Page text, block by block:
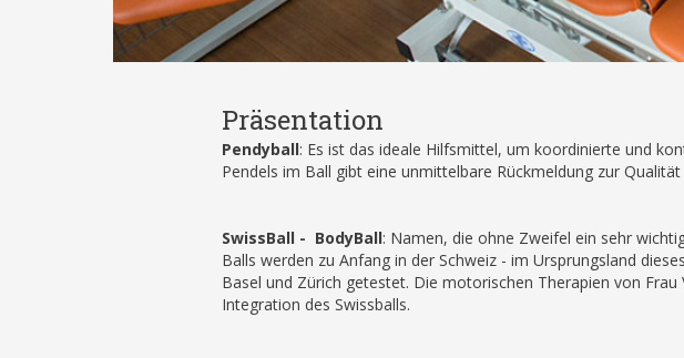
Präsentation
Pendyball: Es ist das ideale Hilfsmittel, um koordinierte und
Pendels im Ball gibt eine unmittelbare Rückmeldung zur
SwissBall - BodyBall: Namen, die ohne Zweifel ein sehr
Balls werden zu Anfang in der Schweiz - im Ursprungsland
Basel und Zürich getestet. Die motorischen Therapien von
Integration des Swissballs.